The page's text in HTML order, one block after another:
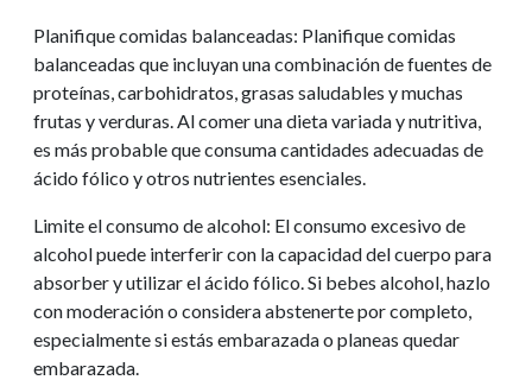
Planifique comidas balanceadas: Planifique comidas
balanceadas que incluyan una combinación de fuentes de
proteínas, carbohidratos, grasas saludables y muchas
frutas y verduras. Al comer una dieta variada y nutritiva,
es más probable que consuma cantidades adecuadas de
ácido fólico y otros nutrientes esenciales.
Limite el consumo de alcohol: El consumo excesivo de
alcohol puede interferir con la capacidad del cuerpo para
absorber y utilizar el ácido fólico. Si bebes alcohol, hazlo
con moderación o considera abstenerte por completo,
especialmente si estás embarazada o planeas quedar
embarazada.